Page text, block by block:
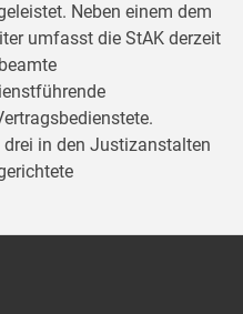
Neben einem dem
umfasst die StAK derzeit
in den Justizanstalten